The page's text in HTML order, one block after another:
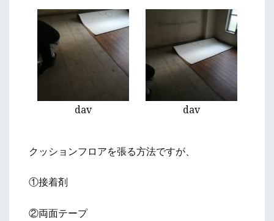
dav dav
クッションフロアを張る方法ですが、
①接着剤
②両面テープ